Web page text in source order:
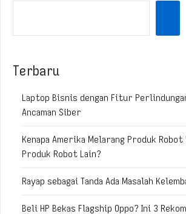
Terbaru
Laptop Bisnis dengan Fitur
Ancaman Siber
Kenapa Amerika Melarang Produk Robot
Produk Robot Lain?
Rayap sebagai Tanda Ada Masalah
Beli HP Bekas Flagship Oppo? Ini 3